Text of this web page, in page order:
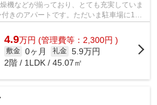
機などが揃っており、とても充実していま
きのアパートです。ただいま駐車場に1台
か。こ...
4.9万円 (管理費等：2,300円 )
敷金 0ヶ月 礼金 5.9万円
2階 / 1LDK / 45.07㎡